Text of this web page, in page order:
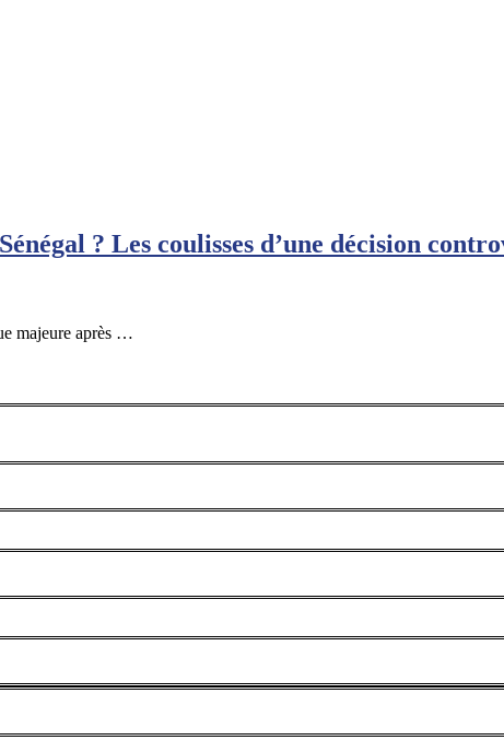
? Les coulisses d’une décision
majeure après …